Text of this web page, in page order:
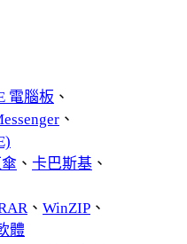
電腦板 、
、
、 卡巴斯基 、
、 WinZIP 、
體